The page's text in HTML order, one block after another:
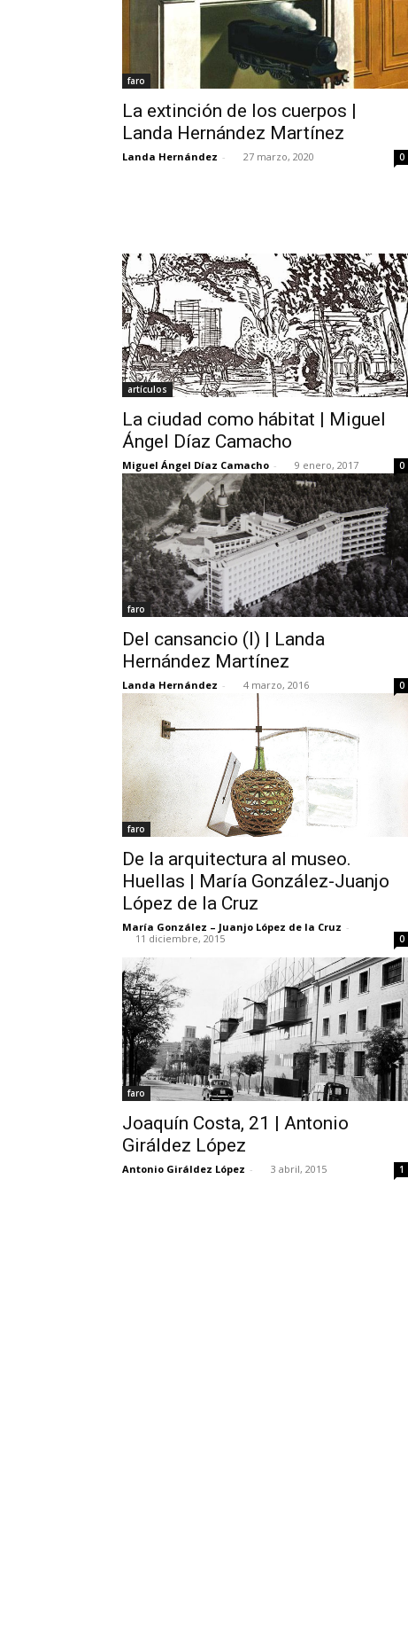
faro
La extinción de los cuerpos |
Landa Hernández Martínez
Landa Hernández - 27 marzo, 2020 0
artículos
La ciudad como hábitat | Miguel
Ángel Díaz Camacho
Miguel Ángel Díaz Camacho - 9 enero, 2017 0
faro
Del cansancio (I) | Landa
Hernández Martínez
Landa Hernández - 4 marzo, 2016 0
faro
De la arquitectura al museo.
Huellas | María González-Juanjo
López de la Cruz
María González – Juanjo López de la Cruz -
11 diciembre, 2015
0
faro
Joaquín Costa, 21 | Antonio
Giráldez López
Antonio Giráldez López - 3 abril, 2015 1